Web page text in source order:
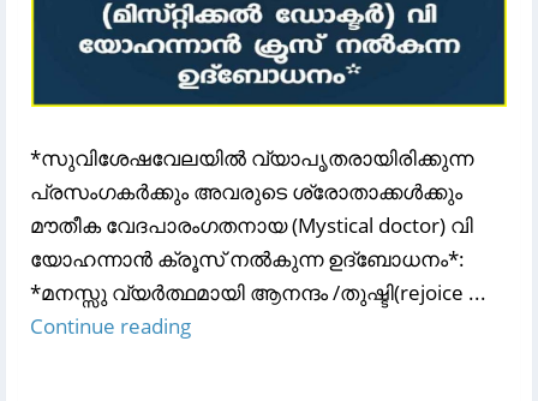
*സുവിശേഷവേലയിൽ വ്യാപൃതരായിരിക്കുന്ന
പ്രസംഗകർക്കും അവരുടെ ശ്രോതാക്കൾക്കും
മൗതീക വേദപാരംഗതനായ (Mystical doctor) വി
യോഹന്നാൻ ക്രൂസ് നൽകുന്ന ഉദ്‌ബോധനം*:
*മനസ്സു വ്യർത്ഥമായി ആനന്ദം /തുഷ്ടി(rejoice ...
Continue reading